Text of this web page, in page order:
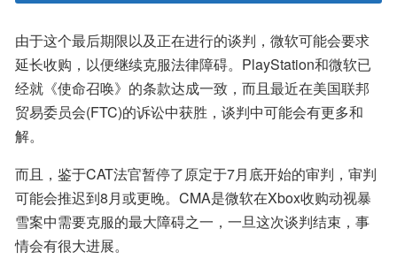
由于这个最后期限以及正在进行的谈判，微软可能会要求
延长收购，以便继续克服法律障碍。PlayStation和微软已
经就《使命召唤》的条款达成一致，而且最近在美国联邦
贸易委员会(FTC)的诉讼中获胜，谈判中可能会有更多和
解。
而且，鉴于CAT法官暂停了原定于7月底开始的审判，审判
可能会推迟到8月或更晚。CMA是微软在Xbox收购动视暴
雪案中需要克服的最大障碍之一，一旦这次谈判结束，事
情会有很大进展。